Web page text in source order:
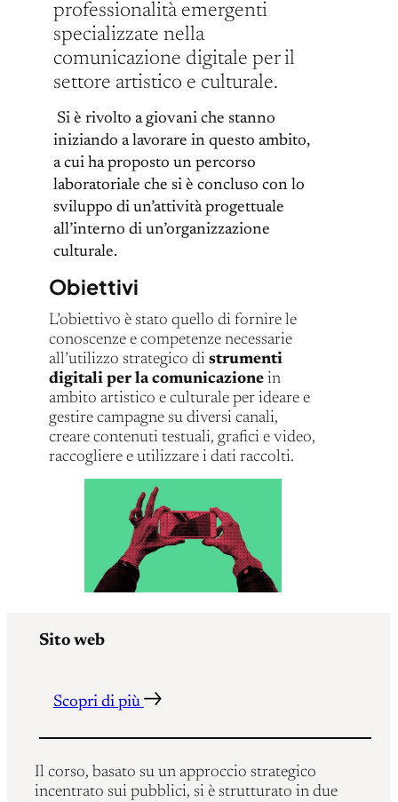
professionalità emergenti
specializzate nella
comunicazione digitale per il
settore artistico e culturale.
Si è rivolto a giovani che stanno
iniziando a lavorare in questo ambito,
a cui ha proposto un percorso
laboratoriale che si è concluso con lo
sviluppo di un’attività progettuale
all’interno di un’organizzazione
culturale.
Obiettivi
L’obiettivo è stato quello di fornire le
conoscenze e competenze necessarie
all’utilizzo strategico distrumenti
digitali per la comunicazione in
ambito artistico e culturale per ideare e
gestire campagne su diversi canali,
creare contenuti testuali, grafici e video,
raccogliere e utilizzare i dati raccolti.
Sito web
Scopri di più
Il corso, basato su un approccio strategico
incentrato sui pubblici, si è strutturato in due